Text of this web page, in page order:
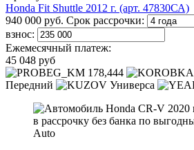
Honda Fit Shuttle 2012 г. (арт. 47830СА)
940 000 руб. Срок рассрочки:
взнос:
Ежемесячный платеж:
45 048 руб
178,444
Передний
Универса